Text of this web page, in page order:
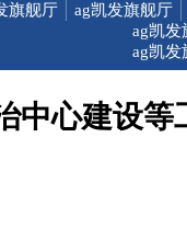
旗舰厅
ag凯发旗舰厅
ag凯发
ag凯发
中心建设等